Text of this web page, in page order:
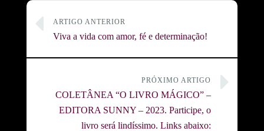
ARTIGO ANTERIOR
Viva a vida com amor, fé e determinação!
PRÓXIMO ARTIGO
COLETÂNEA “O LIVRO MÁGICO” –
EDITORA SUNNY – 2023. Participe, o
livro será lindíssimo. Links abaixo: